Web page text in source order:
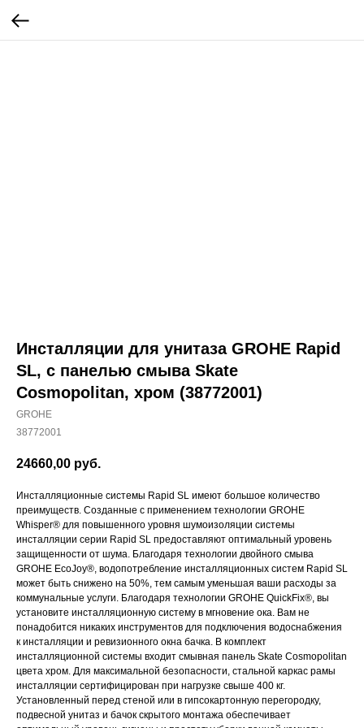
Инсталляции для унитаза GROHE Rapid
SL, с панелью смыва Skate
Cosmopolitan, хром (38772001)
GROHE
38772001
24660,00 руб.
Инсталляционные системы Rapid SL имеют большое количество
преимуществ. Созданные с применением технологии GROHE
Whisper® для повышенного уровня шумоизоляции системы
инсталляции серии Rapid SL предоставляют оптимальный уровень
защищенности от шума. Благодаря технологии двойного смыва
GROHE EcoJoy®, водопотребление инсталляционных систем Rapid SL
может быть снижено на 50%, тем самым уменьшая ваши расходы за
коммунальные услуги. Благодаря технологии GROHE QuickFix®, вы
установите инсталляционную систему в мгновение ока. Вам не
понадобится никаких инструментов для подключения водоснабжения
к инсталляции и ревизионного окна бачка. В комплект
инсталляционной системы входит смывная панель Skate Cosmopolitan
цвета хром. Для максимальной безопасности, стальной каркас рамы
инсталляции сертифицирован при нагрузке свыше 400 кг.
Установленный перед стеной или в гипсокартонную перегородку,
подвесной унитаз и бачок скрытого монтажа обеспечивает